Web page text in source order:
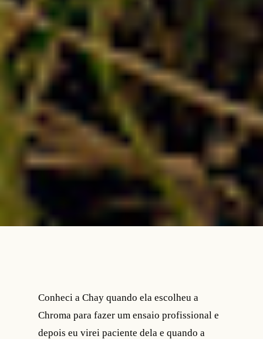
Conheci a Chay quando ela escolheu a
Chroma para fazer um ensaio profissional e
depois eu virei paciente dela e quando a